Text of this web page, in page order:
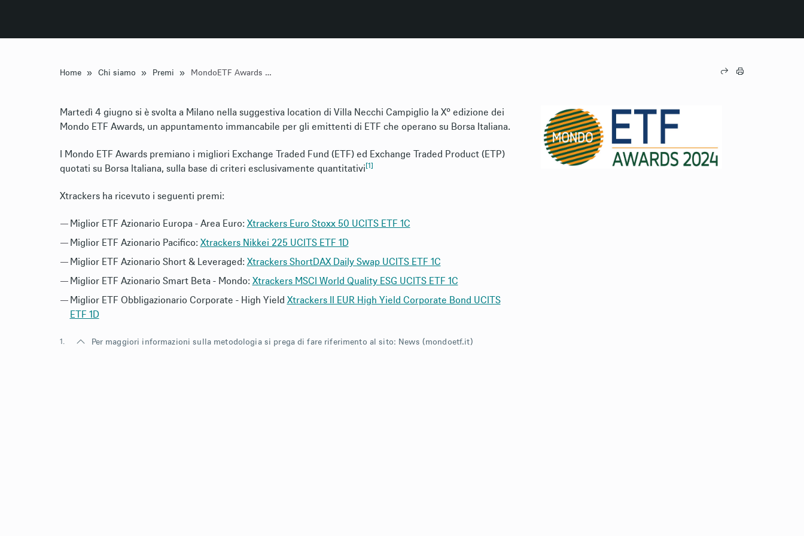
Home » Chi siamo » Premi » MondoETF Awards 2024
Martedì 4 giugno si è svolta a Milano nella suggestiva location di Villa Necchi Campiglio la X° edizione dei
Mondo ETF Awards, un appuntamento immancabile per gli emittenti di ETF che operano su Borsa Italiana.
I Mondo ETF Awards premiano i migliori Exchange Traded Fund (ETF) ed Exchange Traded Product (ETP)
quotati su Borsa Italiana, sulla base di criteri esclusivamente quantitativi [1]
Xtrackers ha ricevuto i seguenti premi:
Miglior ETF Azionario Europa - Area Euro: Xtrackers Euro Stoxx 50 UCITS ETF 1C
Miglior ETF Azionario Pacifico: Xtrackers Nikkei 225 UCITS ETF 1D
Miglior ETF Azionario Short & Leveraged: Xtrackers ShortDAX Daily Swap UCITS ETF 1C
Miglior ETF Azionario Smart Beta - Mondo: Xtrackers MSCI World Quality ESG UCITS ETF 1C
Miglior ETF Obbligazionario Corporate - High Yield Xtrackers II EUR High Yield Corporate Bond UCITS
ETF 1D
1. Per maggiori informazioni sulla metodologia si prega di fare riferimento al sito: News (mondoetf.it)